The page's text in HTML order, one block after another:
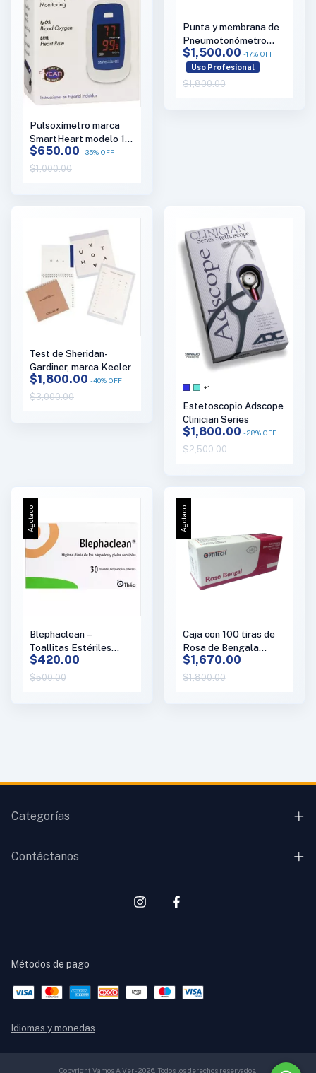
Pulsoxímetro marca
SmartHeart modelo 11-
50K
$650.00 -35% OFF
$1,000.00
Punta y membrana de
Pneumotonómetro
Model 30, marca
Reichert
$1,500.00 -17% OFF
Uso Profesional
$1,800.00
Test de Sheridan-
Gardiner, marca Keeler
$1,800.00 -40% OFF
$3,000.00
+1
Estetoscopio Adscope
Clinician Series
$1,800.00 -28% OFF
$2,500.00
Agotado
Blephaclean –
Toallitas Estériles
para Limpieza de los
Párpados (Palpebral)
$420.00
$500.00
Agotado
Caja con 100 tiras de
Rosa de Bengala
Optitech
$1,670.00
$1,800.00
Categorías
Contáctanos
Métodos de pago
Idiomas y monedas
Copyright Vamos A Ver - 2026. Todos los derechos reservados.